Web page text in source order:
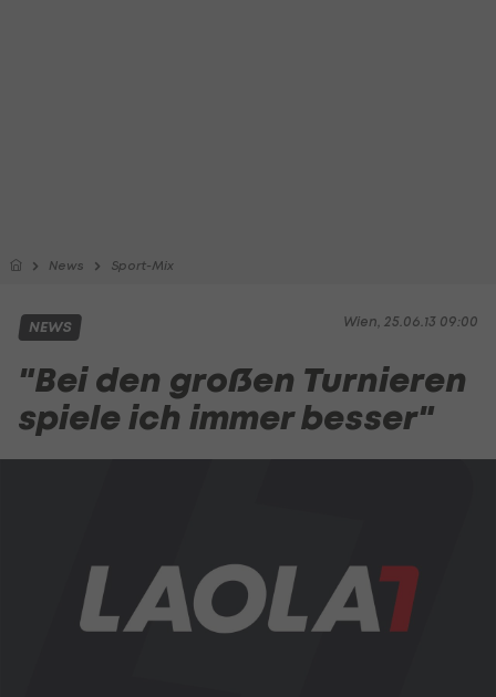
News Sport-Mix
Wien, 25.06.13 09:00
NEWS
"Bei den großen Turnieren
spiele ich immer besser"